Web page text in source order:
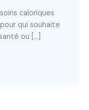
caloriques
qui souhaite
ou […]